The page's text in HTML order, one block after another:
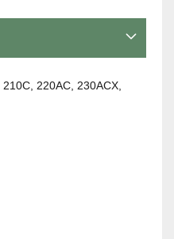
220AC, 230ACX,